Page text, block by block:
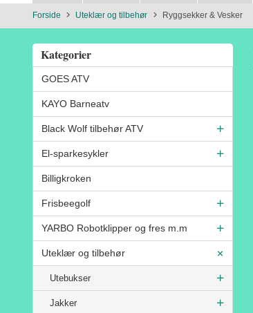
Forside Uteklær og tilbehør Ryggsekker & Vesker
Kategorier
GOES ATV
KAYO Barneatv
Black Wolf tilbehør ATV
El-sparkesykler
Billigkroken
Frisbeegolf
YARBO Robotklipper og fres m.m
Uteklær og tilbehør
Utebukser
Jakker